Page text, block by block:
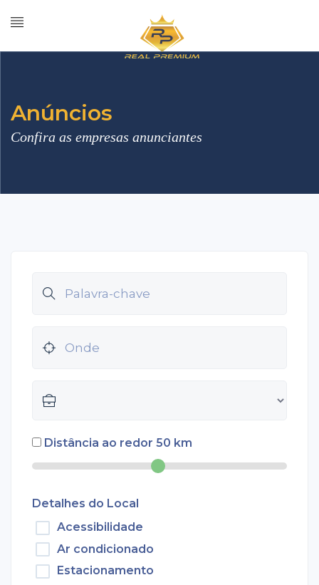
Anúncios
Confira as empresas anunciantes
Distância ao redor 50 km
Detalhes do Local
Acessibilidade
Ar condicionado
Estacionamento